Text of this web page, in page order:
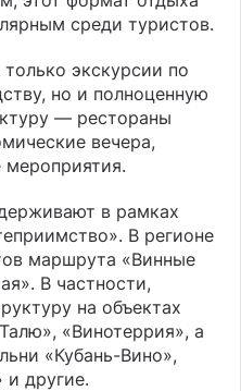
среди туристов.
экскурсии по
но и полноценную
— рестораны
вечера,
мероприятия.
в рамках
В регионе
маршрута «Винные
В частности,
на объектах
«Винотеррия», а
«Кубань-Вино»,
другие.